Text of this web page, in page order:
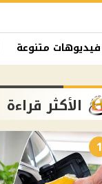
فيديوهات متنوعة
الأكثر قراءة
1